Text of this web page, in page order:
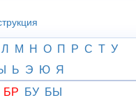
Л М Н О П Р С Т У
Ь Э Ю Я
БР БУ БЫ